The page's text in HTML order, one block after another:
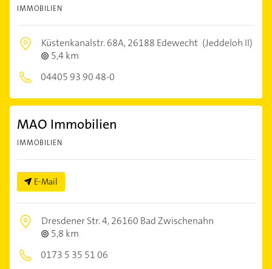
IMMOBILIEN
Küstenkanalstr. 68A,26188 Edewecht (Jeddeloh II)
5,4 km
04405 93 90 48-0
MAO Immobilien
IMMOBILIEN
E-Mail
Dresdener Str. 4,26160 Bad Zwischenahn
5,8 km
0173 5 35 51 06